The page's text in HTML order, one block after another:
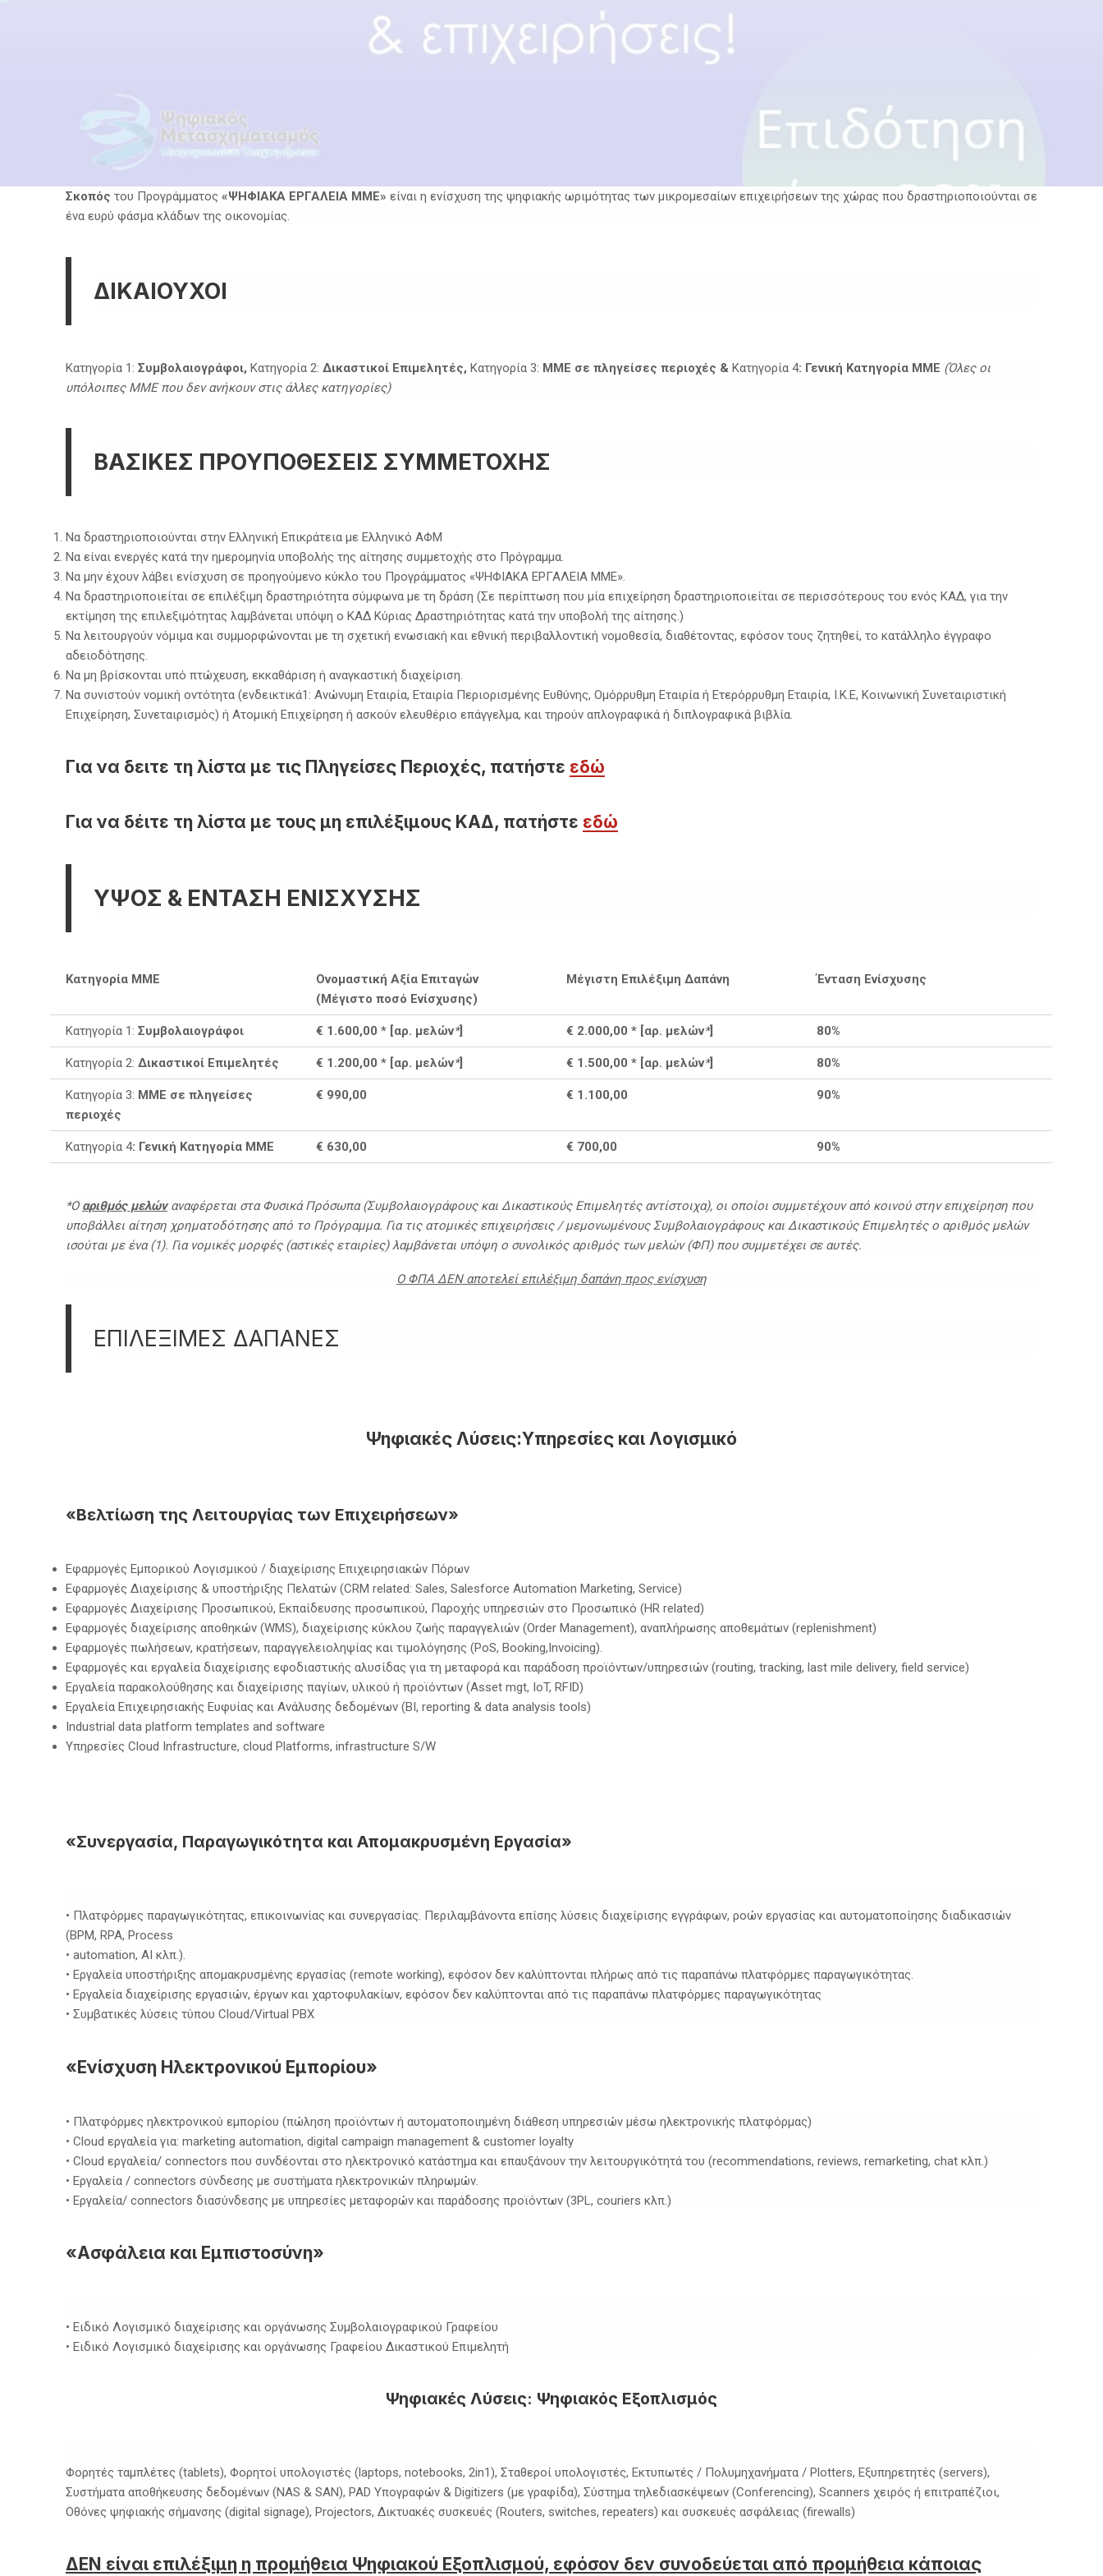
Σκοπός του Προγράμματος «ΨΗΦΙΑΚΑ ΕΡΓΑΛΕΙΑ ΜΜΕ» είναι η ενίσχυση της ψηφιακής ωριμότητας των μικρομεσαίων επιχειρήσεων της χώρας που δραστηριοποιούνται σε
ένα ευρύ φάσμα κλάδων της οικονομίας.
ΔΙΚΑΙΟΥΧΟΙ
Κατηγορία 1: Συμβολαιογράφοι, Κατηγορία 2: Δικαστικοί Επιμελητές, Κατηγορία 3: ΜΜΕ σε πληγείσες περιοχές & Κατηγορία 4: Γενική Κατηγορία ΜΜΕ (Όλες οι
υπόλοιπες ΜΜΕ που δεν ανήκουν στις άλλες κατηγορίες)
ΒΑΣΙΚΕΣ ΠΡΟΥΠΟΘΕΣΕΙΣ ΣΥΜΜΕΤΟΧΗΣ
Να δραστηριοποιούνται στην Ελληνική Επικράτεια με Ελληνικό ΑΦΜ
Να είναι ενεργές κατά την ημερομηνία υποβολής της αίτησης συμμετοχής στο Πρόγραμμα.
Να μην έχουν λάβει ενίσχυση σε προηγούμενο κύκλο του Προγράμματος «ΨΗΦΙΑΚΑ ΕΡΓΑΛΕΙΑ ΜΜΕ».
Να δραστηριοποιείται σε επιλέξιμη δραστηριότητα σύμφωνα με τη δράση (Σε περίπτωση που μία επιχείρηση δραστηριοποιείται σε περισσότερους του ενός ΚΑΔ, για την
εκτίμηση της επιλεξιμότητας λαμβάνεται υπόψη ο ΚΑΔ Κύριας Δραστηριότητας κατά την υποβολή της αίτησης.)
Να λειτουργούν νόμιμα και συμμορφώνονται με τη σχετική ενωσιακή και εθνική περιβαλλοντική νομοθεσία, διαθέτοντας, εφόσον τους ζητηθεί, το κατάλληλο έγγραφο
αδειοδότησης.
Να μη βρίσκονται υπό πτώχευση, εκκαθάριση ή αναγκαστική διαχείριση.
Να συνιστούν νομική οντότητα (ενδεικτικά1: Ανώνυμη Εταιρία, Εταιρία Περιορισμένης Ευθύνης, Ομόρρυθμη Εταιρία ή Ετερόρρυθμη Εταιρία, Ι.Κ.Ε, Κοινωνική Συνεταιριστική
Επιχείρηση, Συνεταιρισμός) ή Ατομική Επιχείρηση ή ασκούν ελευθέριο επάγγελμα, και τηρούν απλογραφικά ή διπλογραφικά βιβλία.
Για να δειτε τη λίστα με τις Πληγείσες Περιοχές, πατήστε εδώ
Για να δέιτε τη λίστα με τους μη επιλέξιμους ΚΑΔ, πατήστε εδώ
ΥΨΟΣ & ΕΝΤΑΣΗ ΕΝΙΣΧΥΣΗΣ
Κατηγορία ΜΜΕ
Ονομαστική Αξία Επιταγών
(Μέγιστο ποσό Ενίσχυσης)
Μέγιστη Επιλέξιμη Δαπάνη Ένταση Ενίσχυσης
Κατηγορία 1: Συμβολαιογράφοι € 1.600,00 * [αρ. μελών*] € 2.000,00 * [αρ. μελών*] 80%
Κατηγορία 2: Δικαστικοί Επιμελητές € 1.200,00 * [αρ. μελών*] € 1.500,00 * [αρ. μελών*] 80%
Κατηγορία 3: ΜΜΕ σε πληγείσες
περιοχές
€ 990,00 € 1.100,00 90%
Κατηγορία 4: Γενική Κατηγορία ΜΜΕ € 630,00 € 700,00 90%
*Ο αριθμός μελώναναφέρεται στα Φυσικά Πρόσωπα (Συμβολαιογράφους και Δικαστικούς Επιμελητές αντίστοιχα), οι οποίοι συμμετέχουν από κοινού στην επιχείρηση που
υποβάλλει αίτηση χρηματοδότησης από το Πρόγραμμα. Για τις ατομικές επιχειρήσεις / μεμονωμένους Συμβολαιογράφους και Δικαστικούς Επιμελητές ο αριθμός μελών
ισούται με ένα (1). Για νομικές μορφές (αστικές εταιρίες) λαμβάνεται υπόψη ο συνολικός αριθμός των μελών (ΦΠ) που συμμετέχει σε αυτές.
Ο ΦΠΑ ΔΕΝ αποτελεί επιλέξιμη δαπάνη προς ενίσχυση
ΕΠΙΛΕΞΙΜΕΣ ΔΑΠΑΝΕΣ
Ψηφιακές Λύσεις:Υπηρεσίες και Λογισμικό
«Βελτίωση της Λειτουργίας των Επιχειρήσεων»
Εφαρμογές Εμπορικού Λογισμικού / διαχείρισης Επιχειρησιακών Πόρων
Εφαρμογές Διαχείρισης & υποστήριξης Πελατών (CRM related: Sales, Salesforce Automation Marketing, Service)
Εφαρμογές Διαχείρισης Προσωπικού, Εκπαίδευσης προσωπικού, Παροχής υπηρεσιών στο Προσωπικό (HR related)
Εφαρμογές διαχείρισης αποθηκών (WMS), διαχείρισης κύκλου ζωής παραγγελιών (Order Management), αναπλήρωσης αποθεμάτων (replenishment)
Εφαρμογές πωλήσεων, κρατήσεων, παραγγελειοληψίας και τιμολόγησης (PoS, Booking,Invoicing).
Εφαρμογές και εργαλεία διαχείρισης εφοδιαστικής αλυσίδας για τη μεταφορά και παράδοση προϊόντων/υπηρεσιών (routing, tracking, last mile delivery, field service)
Εργαλεία παρακολούθησης και διαχείρισης παγίων, υλικού ή προϊόντων (Asset mgt, IoT, RFID)
Εργαλεία Επιχειρησιακής Ευφυίας και Ανάλυσης δεδομένων (BI, reporting & data analysis tools)
Industrial data platform templates and software
Υπηρεσίες Cloud Infrastructure, cloud Platforms, infrastructure S/W
«Συνεργασία, Παραγωγικότητα και Απομακρυσμένη Εργασία»
• Πλατφόρμες παραγωγικότητας, επικοινωνίας και συνεργασίας. Περιλαμβάνοντα επίσης λύσεις διαχείρισης εγγράφων, ροών εργασίας και αυτοματοποίησης διαδικασιών
(BPM, RPA, Process
• automation, AI κλπ.).
• Εργαλεία υποστήριξης απομακρυσμένης εργασίας (remote working), εφόσον δεν καλύπτονται πλήρως από τις παραπάνω πλατφόρμες παραγωγικότητας.
• Εργαλεία διαχείρισης εργασιών, έργων και χαρτοφυλακίων, εφόσον δεν καλύπτονται από τις παραπάνω πλατφόρμες παραγωγικότητας
• Συμβατικές λύσεις τύπου Cloud/Virtual PBX
«Ενίσχυση Ηλεκτρονικού Εμπορίου»
• Πλατφόρμες ηλεκτρονικού εμπορίου (πώληση προϊόντων ή αυτοματοποιημένη διάθεση υπηρεσιών μέσω ηλεκτρονικής πλατφόρμας)
• Cloud εργαλεία για: marketing automation, digital campaign management & customer loyalty
• Cloud εργαλεία/ connectors που συνδέονται στο ηλεκτρονικό κατάστημα και επαυξάνουν την λειτουργικότητά του (recommendations, reviews, remarketing, chat κλπ.)
• Εργαλεία / connectors σύνδεσης με συστήματα ηλεκτρονικών πληρωμών.
• Εργαλεία/ connectors διασύνδεσης με υπηρεσίες μεταφορών και παράδοσης προϊόντων (3PL, couriers κλπ.)
«Ασφάλεια και Εμπιστοσύνη»
• Ειδικό Λογισμικό διαχείρισης και οργάνωσης Συμβολαιογραφικού Γραφείου
• Ειδικό Λογισμικό διαχείρισης και οργάνωσης Γραφείου Δικαστικού Επιμελητή
Ψηφιακές Λύσεις: Ψηφιακός Εξοπλισμός
Φορητές ταμπλέτες (tablets), Φορητοί υπολογιστές (laptops, notebooks, 2in1), Σταθεροί υπολογιστές, Εκτυπωτές / Πολυμηχανήματα / Plotters, Εξυπηρετητές (servers),
Συστήματα αποθήκευσης δεδομένων (NAS & SAN), PAD Υπογραφών & Digitizers (με γραφίδα), Σύστημα τηλεδιασκέψεων (Conferencing), Scanners χειρός ή επιτραπέζιοι,
Οθόνες ψηφιακής σήμανσης (digital signage), Projectors, Δικτυακές συσκευές (Routers, switches, repeaters) και συσκευές ασφάλειας (firewalls)
ΔΕΝ είναι επιλέξιμη η προμήθεια Ψηφιακού Εξοπλισμού, εφόσον δεν συνοδεύεται από προμήθεια κάποιας